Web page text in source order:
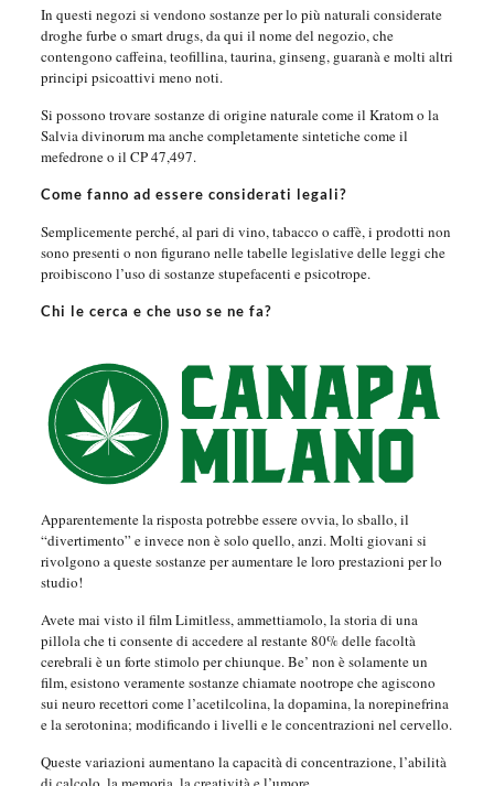
In questi negozi si vendono sostanze per lo più naturali considerate
droghe furbe o smart drugs, da qui il nome del negozio, che
contengono caffeina, teofillina, taurina, ginseng, guaranà e molti altri
principi psicoattivi meno noti.
Si possono trovare sostanze di origine naturale come il Kratom o la
Salvia divinorum ma anche completamente sintetiche come il
mefedrone o il CP 47,497.
Come fanno ad essere considerati legali?
Semplicemente perché, al pari di vino, tabacco o caffè, i prodotti non
sono presenti o non figurano nelle tabelle legislative delle leggi che
proibiscono l’uso di sostanze stupefacenti e psicotrope.
Chi le cerca e che uso se ne fa?
Apparentemente la risposta potrebbe essere ovvia, lo sballo, il
“divertimento” e invece non è solo quello, anzi. Molti giovani si
rivolgono a queste sostanze per aumentare le loro prestazioni per lo
studio!
Avete mai visto il film Limitless, ammettiamolo, la storia di una
pillola che ti consente di accedere al restante 80% delle facoltà
cerebrali è un forte stimolo per chiunque. Be’ non è solamente un
film, esistono veramente sostanze chiamate nootrope che agiscono
sui neuro recettori come l’acetilcolina, la dopamina, la norepinefrina
e la serotonina; modificando i livelli e le concentrazioni nel cervello.
Queste variazioni aumentano la capacità di concentrazione, l’abilità